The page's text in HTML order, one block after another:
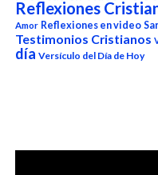
Reflexiones
Amor Reflexiones en video
Testimonios Cristianos
día Versículo del Día de Hoy
Reproductor